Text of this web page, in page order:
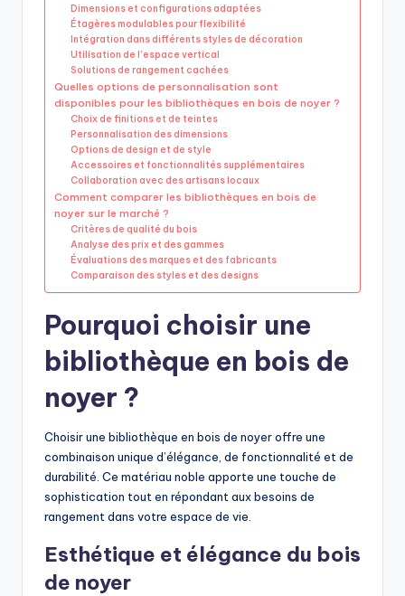
Dimensions et configurations adaptées
Étagères modulables pour flexibilité
Intégration dans différents styles de décoration
Utilisation de l’espace vertical
Solutions de rangement cachées
Quelles options de personnalisation sont
disponibles pour les bibliothèques en bois de noyer ?
Choix de finitions et de teintes
Personnalisation des dimensions
Options de design et de style
Accessoires et fonctionnalités supplémentaires
Collaboration avec des artisans locaux
Comment comparer les bibliothèques en bois de
noyer sur le marché ?
Critères de qualité du bois
Analyse des prix et des gammes
Évaluations des marques et des fabricants
Comparaison des styles et des designs
Pourquoi choisir une
bibliothèque en bois de
noyer ?
Choisir une bibliothèque en bois de noyer offre une
combinaison unique d’élégance, de fonctionnalité et de
durabilité. Ce matériau noble apporte une touche de
sophistication tout en répondant aux besoins de
rangement dans votre espace de vie.
Esthétique et élégance du bois
de noyer